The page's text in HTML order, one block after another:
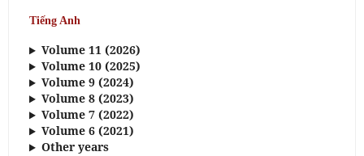
Tiếng Anh
Volume 11 (2026)
Volume 10 (2025)
Volume 9 (2024)
Volume 8 (2023)
Volume 7 (2022)
Volume 6 (2021)
Other years